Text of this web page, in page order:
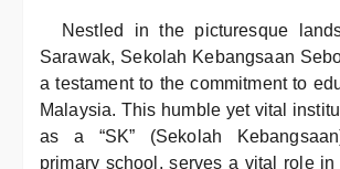
Nestled in the picturesque
Sarawak, Sekolah Kebangsaan
a testament to the commitment to
Malaysia. This humble yet vital
as a “SK” (Sekolah
primary school, serves a vital role